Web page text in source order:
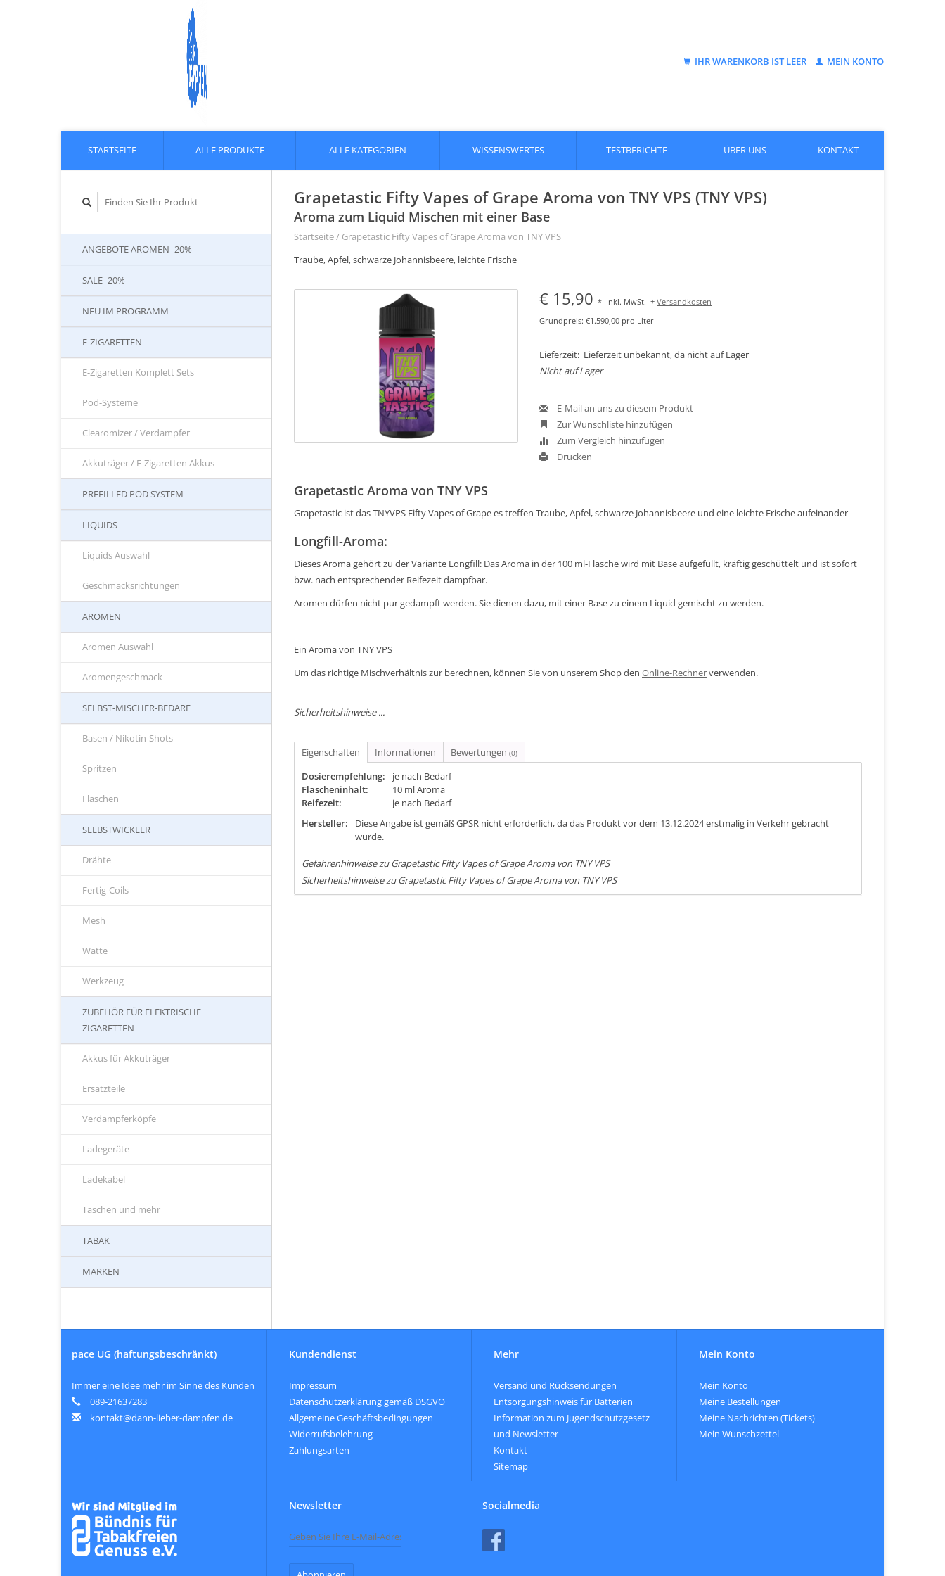
IHR WARENKORB IST LEER MEIN KONTO
STARTSEITE ALLE PRODUKTE ALLE KATEGORIEN WISSENSWERTES TESTBERICHTE ÜBER UNS KONTAKT
ANGEBOTE AROMEN -20%
SALE -20%
NEU IM PROGRAMM
E-ZIGARETTEN
E-Zigaretten Komplett Sets
Pod-Systeme
Clearomizer / Verdampfer
Akkuträger / E-Zigaretten Akkus
PREFILLED POD SYSTEM
LIQUIDS
Liquids Auswahl
Geschmacksrichtungen
AROMEN
Aromen Auswahl
Aromengeschmack
SELBST-MISCHER-BEDARF
Basen / Nikotin-Shots
Spritzen
Flaschen
SELBSTWICKLER
Drähte
Fertig-Coils
Mesh
Watte
Werkzeug
ZUBEHÖR FÜR ELEKTRISCHE
ZIGARETTEN
Akkus für Akkuträger
Ersatzteile
Verdampferköpfe
Ladegeräte
Ladekabel
Taschen und mehr
TABAK
MARKEN
Grapetastic Fifty Vapes of Grape Aroma von TNY VPS (TNY VPS)
Aroma zum Liquid Mischen mit einer Base
Startseite/ Grapetastic Fifty Vapes of Grape Aroma von TNY VPS
Traube, Apfel, schwarze Johannisbeere, leichte Frische
€ 15,90* Inkl. MwSt. +Versandkosten
Grundpreis: €1.590,00 pro Liter
Lieferzeit: Lieferzeit unbekannt, da nicht auf Lager
Nicht auf Lager
E-Mail an uns zu diesem Produkt
Zur Wunschliste hinzufügen
Zum Vergleich hinzufügen
Drucken
Grapetastic Aroma von TNY VPS
Grapetastic ist das TNYVPS Fifty Vapes of Grape es treffen Traube, Apfel, schwarze Johannisbeere und eine leichte Frische aufeinander
Longfill-Aroma:
Dieses Aroma gehört zu der Variante Longfill: Das Aroma in der 100 ml-Flasche wird mit Base aufgefüllt, kräftig geschüttelt und ist sofort
bzw. nach entsprechender Reifezeit dampfbar.
Aromen dürfen nicht pur gedampft werden. Sie dienen dazu, mit einer Base zu einem Liquid gemischt zu werden.
Ein Aroma von TNY VPS
Um das richtige Mischverhältnis zur berechnen, können Sie von unserem Shop den Online-Rechnerverwenden.
Sicherheitshinweise ...
Eigenschaften Informationen Bewertungen (0)
Dosierempfehlung:
je nach Bedarf
Flascheninhalt:
10 ml Aroma
Reifezeit:
je nach Bedarf
Hersteller:
Diese Angabe ist gemäß GPSR nicht erforderlich, da das Produkt vor dem 13.12.2024 erstmalig in Verkehr gebracht
wurde.
Gefahrenhinweise zu Grapetastic Fifty Vapes of Grape Aroma von TNY VPS
Sicherheitshinweise zu Grapetastic Fifty Vapes of Grape Aroma von TNY VPS
pace UG (haftungsbeschränkt)
Immer eine Idee mehr im Sinne des Kunden
089-21637283
kontakt@dann-lieber-dampfen.de
Kundendienst
Impressum
Datenschutzerklärung gemäß DSGVO
Allgemeine Geschäftsbedingungen
Widerrufsbelehrung
Zahlungsarten
Mehr
Versand und Rücksendungen
Entsorgungshinweis für Batterien
Information zum Jugendschutzgesetz
und Newsletter
Kontakt
Sitemap
Mein Konto
Mein Konto
Meine Bestellungen
Meine Nachrichten (Tickets)
Mein Wunschzettel
Newsletter Socialmedia